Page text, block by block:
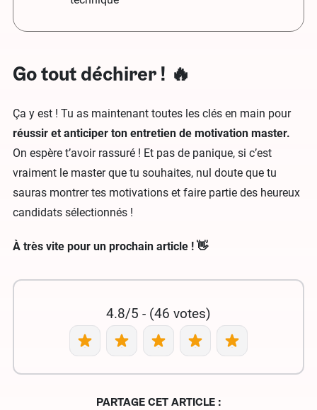
Go tout déchirer ! 🔥
Ça y est ! Tu as maintenant toutes les clés en main pour
réussir et anticiper ton entretien de motivation master.
On espère t’avoir rassuré ! Et pas de panique, si c’est
vraiment le master que tu souhaites, nul doute que tu
sauras montrer tes motivations et faire partie des heureux
candidats sélectionnés !
À très vite pour un prochain article ! 👋
4.8/5 - (46 votes)
PARTAGE CET ARTICLE :